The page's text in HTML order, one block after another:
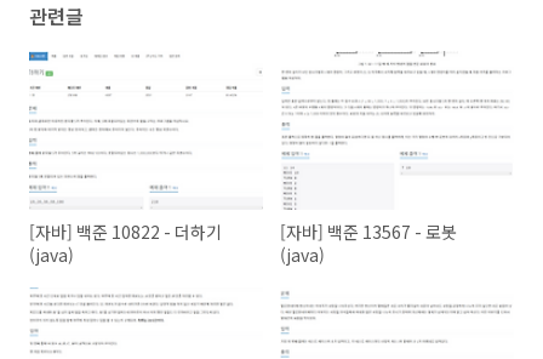
관련글
[자바] 백준 10822 - 더하기
(java)
[자바] 백준 13567 - 로봇
(java)